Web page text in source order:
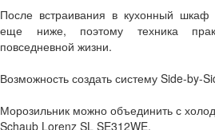
После встраивания в кухонный шкаф
еще ниже, поэтому техника
повседневной жизни.
Возможность создать систему Side-by-
Морозильник можно объединить с
Schaub Lorenz SL SE312WE.